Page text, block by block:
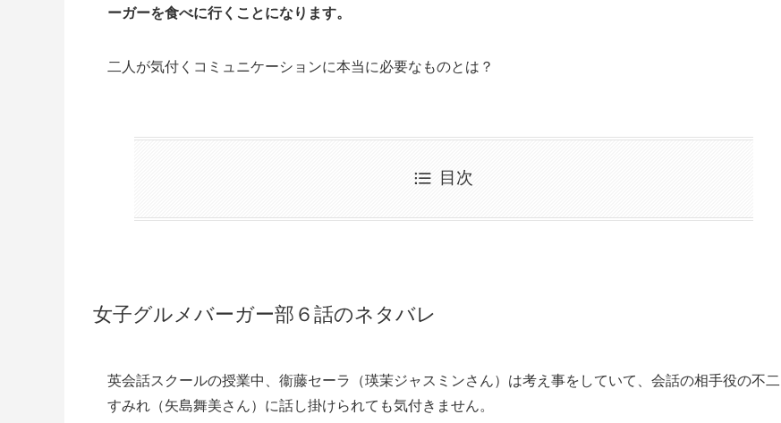
ーガーを食べに行くことになります。
二人が気付くコミュニケーションに本当に必要なものとは？
目次
女子グルメバーガー部６ 話のネタバレ
英会話スクールの授業中、衞藤セーラ（瑛茉ジャスミンさん）は考え事をしていて、会話の相手役の不二
すみれ（矢島舞美さん）に話し掛けられても気付きません。